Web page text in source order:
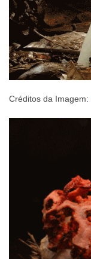
Créditos da Imagem: